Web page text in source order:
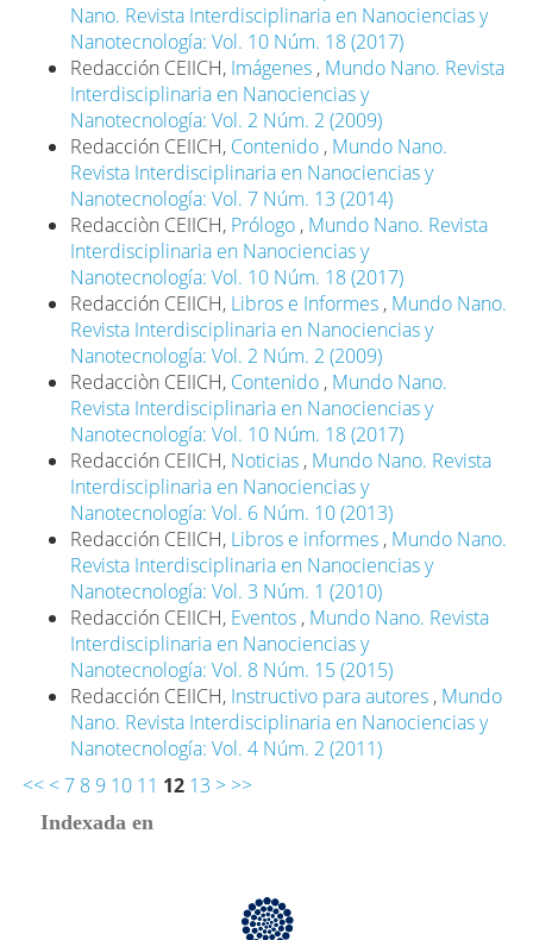
Nano. Revista Interdisciplinaria en Nanociencias y
Nanotecnología: Vol. 10 Núm. 18 (2017)
Redacción CEIICH, Imágenes , Mundo Nano. Revista
Interdisciplinaria en Nanociencias y
Nanotecnología: Vol. 2 Núm. 2 (2009)
Redacción CEIICH, Contenido , Mundo Nano.
Revista Interdisciplinaria en Nanociencias y
Nanotecnología: Vol. 7 Núm. 13 (2014)
Redacciòn CEIICH, Prólogo , Mundo Nano. Revista
Interdisciplinaria en Nanociencias y
Nanotecnología: Vol. 10 Núm. 18 (2017)
Redacción CEIICH, Libros e Informes , Mundo Nano.
Revista Interdisciplinaria en Nanociencias y
Nanotecnología: Vol. 2 Núm. 2 (2009)
Redacciòn CEIICH, Contenido , Mundo Nano.
Revista Interdisciplinaria en Nanociencias y
Nanotecnología: Vol. 10 Núm. 18 (2017)
Redacción CEIICH, Noticias , Mundo Nano. Revista
Interdisciplinaria en Nanociencias y
Nanotecnología: Vol. 6 Núm. 10 (2013)
Redacción CEIICH, Libros e informes , Mundo Nano.
Revista Interdisciplinaria en Nanociencias y
Nanotecnología: Vol. 3 Núm. 1 (2010)
Redacción CEIICH, Eventos , Mundo Nano. Revista
Interdisciplinaria en Nanociencias y
Nanotecnología: Vol. 8 Núm. 15 (2015)
Redacción CEIICH, Instructivo para autores , Mundo
Nano. Revista Interdisciplinaria en Nanociencias y
Nanotecnología: Vol. 4 Núm. 2 (2011)
<< < 7 8 9 10 11 12 13 > >>
Indexada en